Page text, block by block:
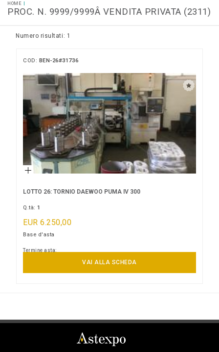
HOME
PROC. N. 9999/9999Â VENDITA PRIVATA (2311)
Numero risultati: 1
COD: BEN-26#31736
LOTTO 26: TORNIO DAEWOO PUMA IV 300
Q.tà:1
EUR 6.250,00
Base d'asta
Termine asta:
VAI ALLA SCHEDA